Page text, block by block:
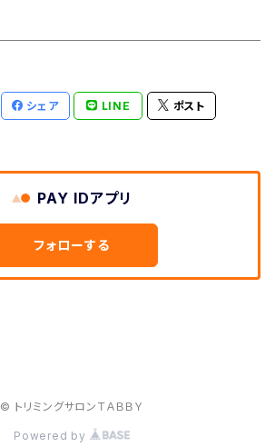
シェア LINE ポスト
PAY IDアプリ
フォローする
© トリミングサロンＴＡＢＢＹ
Powered by